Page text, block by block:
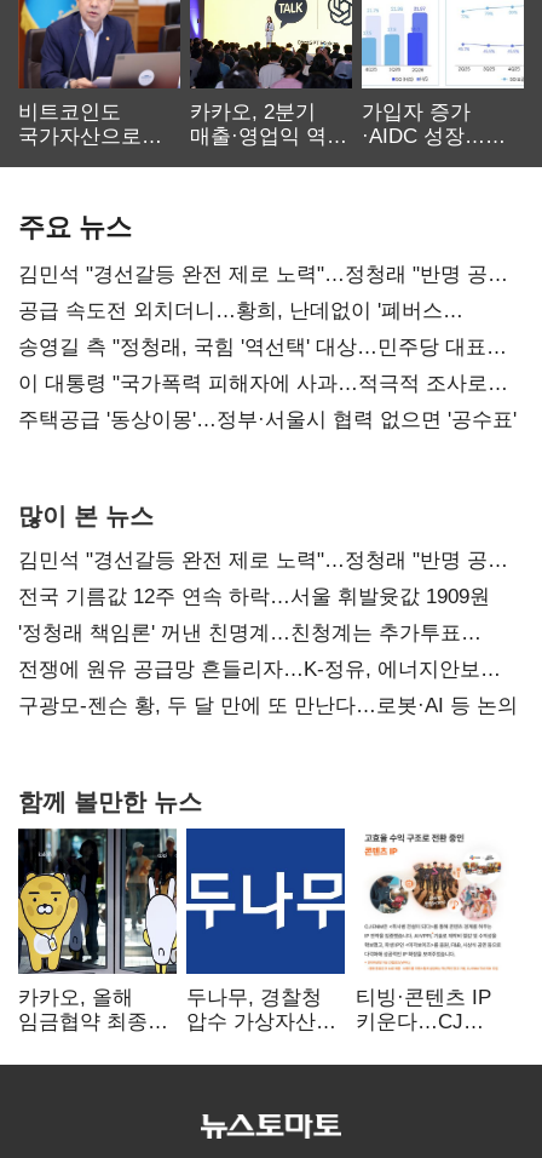
비트코인도
국가자산으로…'
카카오, 2분기
매출·영업익 역대
가입자 증가
·AIDC 성장…
주요 뉴스
김민석 "경선갈등 완전 제로 노력"…정청래 "반명 공세
사과부터"
공급 속도전 외치더니…황희, 난데없이 '폐버스
리모델링' 제안
송영길 측 "정청래, 국힘 '역선택' 대상…민주당 대표로
총선 지휘 못해"
이 대통령 "국가폭력 피해자에 사과…적극적 조사로
진실 밝혀야"
주택공급 '동상이몽'…정부·서울시 협력 없으면 '공수표'
많이 본 뉴스
김민석 "경선갈등 완전 제로 노력"…정청래 "반명 공세
사과부터"
전국 기름값 12주 연속 하락…서울 휘발윳값 1909원
'정청래 책임론' 꺼낸 친명계…친청계는 추가투표
때리기
전쟁에 원유 공급망 흔들리자…K-정유, 에너지안보
핵심으로 재부상
구광모-젠슨 황, 두 달 만에 또 만난다…로봇·AI 등 논의
함께 볼만한 뉴스
카카오, 올해
임금협약 최종
인상·격려금
두나무, 경찰청
압수 가상자산
커스터디 사업
티빙·콘텐츠 IP
키운다…CJ
글로벌 확장 가속